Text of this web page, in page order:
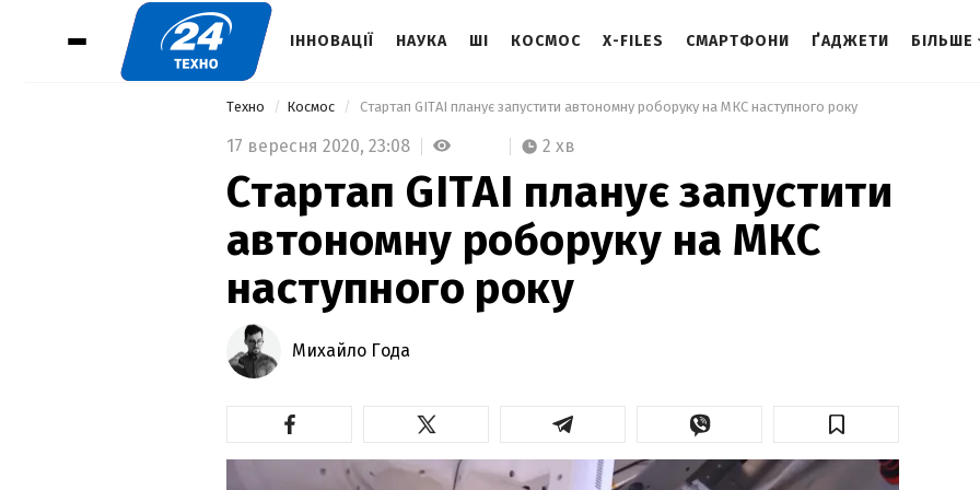
ІННОВАЦІЇ НАУКА ШІ КОСМОС X-FILES СМАРТФОНИ ҐАДЖЕТИ БІЛЬШЕ
Техно Космос Стартап GITAI планує запустити автономну роборуку на МКС наступного року
17 вересня 2020, 23:08 2 хв
Стартап GITAI планує запустити
автономну роборуку на МКС
наступного року
Михайло Года